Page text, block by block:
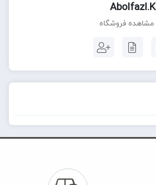
Abolfazl.k
مشاهده فروشگاه